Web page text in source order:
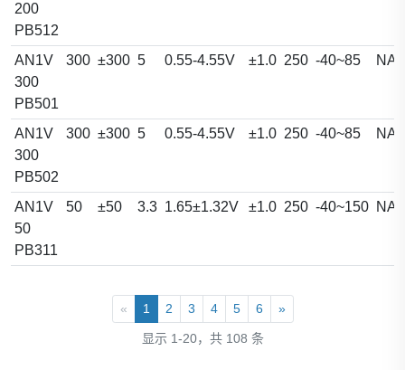
200
PB512
AN1V
300
PB501
300 ±300 5 0.55-4.55V ±1.0 250 -40~85 NA
AN1V
300
PB502
300 ±300 5 0.55-4.55V ±1.0 250 -40~85 NA
AN1V
50
PB311
50 ±50 3.3 1.65±1.32V ±1.0 250 -40~150 NA
« 1 2 3 4 5 6 »
显示 1-20，共 108 条